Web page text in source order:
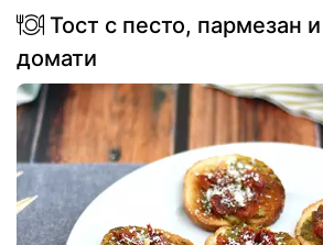
Тост с песто, пармезан
домати